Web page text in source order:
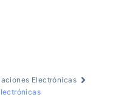
Electrónicas